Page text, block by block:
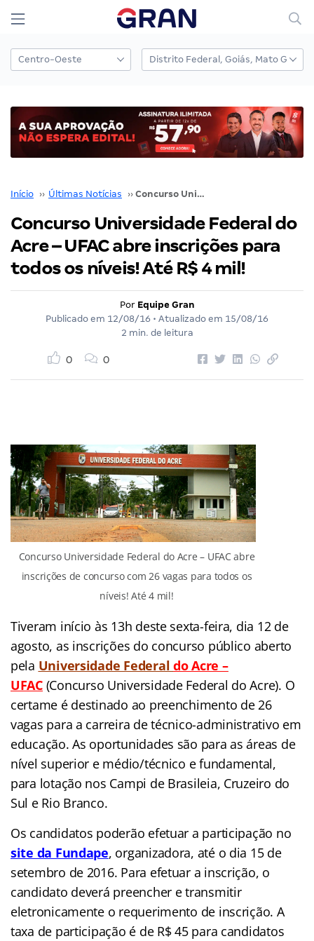
Início ›› Últimas Notícias ›› Concurso Universidade Federal do Acre – UFAC abre inscrições para todos os níveis! Até R$ 4 mil!
Concurso Universidade Federal do
Acre – UFAC abre inscrições para
todos os níveis! Até R$ 4 mil!
Por Equipe Gran
Publicado em 12/08/16 • Atualizado em 15/08/16
2 min. de leitura
0 0
Concurso Universidade Federal do Acre – UFAC abre
inscrições de concurso com 26 vagas para todos os
níveis! Até 4 mil!
Tiveram início às 13h deste sexta-feira, dia 12 de
agosto, as inscrições do concurso público aberto
pela Universidade Federal do Acre –
UFAC (Concurso Universidade Federal do Acre). O
certame é destinado ao preenchimento de 26
vagas para a carreira de técnico-administrativo em
educação. As oportunidades são para as áreas de
nível superior e médio/técnico e fundamental,
para lotação nos Campi de Brasileia, Cruzeiro do
Sul e Rio Branco.
Os candidatos poderão efetuar a participação no
site da Fundape, organizadora, até o dia 15 de
setembro de 2016. Para efetuar a inscrição, o
candidato deverá preencher e transmitir
eletronicamente o requerimento de inscrição. A
taxa de participação é de R$ 45 para candidatos